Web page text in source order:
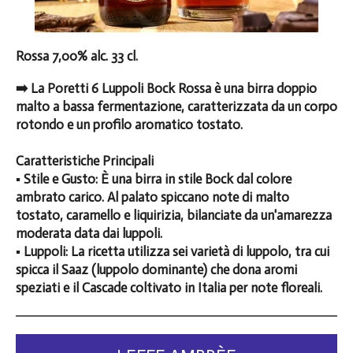
Rossa 7,00% alc. 33 cl.
➡️ La Poretti 6 Luppoli Bock Rossa è una birra doppio
malto a bassa fermentazione, caratterizzata da un corpo
rotondo e un profilo aromatico tostato.
Caratteristiche Principali
▪️ Stile e Gusto: È una birra in stile Bock dal colore
ambrato carico. Al palato spiccano note di malto
tostato, caramello e liquirizia, bilanciate da un'amarezza
moderata data dai luppoli.
▪️ Luppoli: La ricetta utilizza sei varietà di luppolo, tra cui
spicca il Saaz (luppolo dominante) che dona aromi
speziati e il Cascade coltivato in Italia per note floreali.